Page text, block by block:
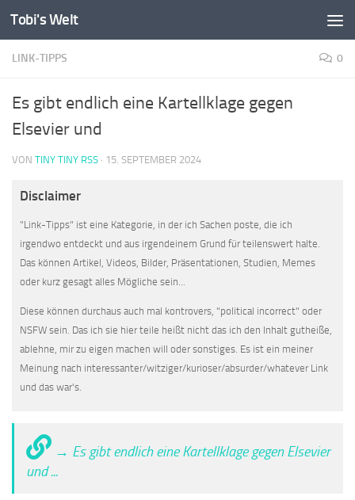
Zum Inhalt springen
Tobi's Welt
LINK-TIPPS 0
Es gibt endlich eine Kartellklage gegen
Elsevier und
VON TINY TINY RSS · 15. SEPTEMBER 2024
Disclaimer
"Link-Tipps" ist eine Kategorie, in der ich Sachen poste, die ich
irgendwo entdeckt und aus irgendeinem Grund für teilenswert halte.
Das können Artikel, Videos, Bilder, Präsentationen, Studien, Memes
oder kurz gesagt alles Mögliche sein...
Diese können durchaus auch mal kontrovers, "political incorrect" oder
NSFW sein. Das ich sie hier teile heißt nicht das ich den Inhalt gutheiße,
ablehne, mir zu eigen machen will oder sonstiges. Es ist ein meiner
Meinung nach interessanter/witziger/kurioser/absurder/whatever Link
und das war's.
→ Es gibt endlich eine Kartellklage gegen Elsevier
und ...